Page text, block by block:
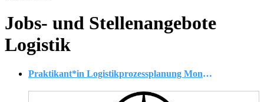
Jobs- und Stellenangebote
Logistik
Praktikant*in Logistikprozessplanung Montage